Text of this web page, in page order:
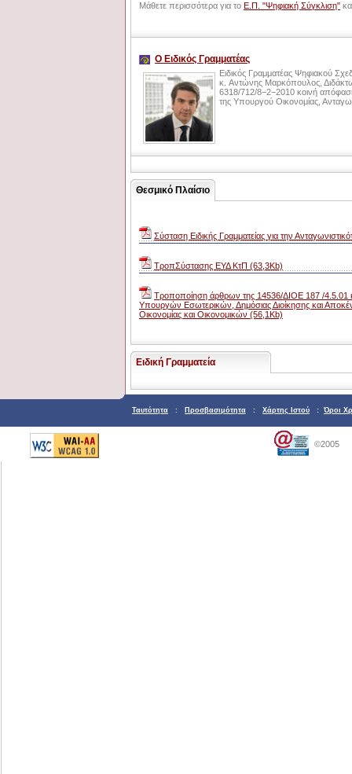
Μάθετε περισσότερα για το Ε.Π. "Ψηφιακή Σύγκλιση"
Ο Ειδικός Γραμματέας
Ειδικός Γραμματέας Ψηφιακού
κ. Αντώνης Μαρκόπουλος,
6318/712/8−2−2010 κοινή
της Υπουργού Οικονομίας,
Θεσμικό Πλαίσιο
Σύσταση Ειδικής Γραμματείας για την
ΤροπΣύστασης ΕΥΔ ΚτΠ (63,3Kb)
Τροποποίηση άρθρων της 14536/ΔΙΟΕ 187 /4.5.01
Υπουργών Εσωτερικών, Δημόσιας Διοίκησης και
Οικονομίας και Οικονομικών (56,1Kb)
Ειδική Γραμματεία
Ταυτότητα : Προσβασιμότητα : Χάρτης Ιστού : Όροι
©2005